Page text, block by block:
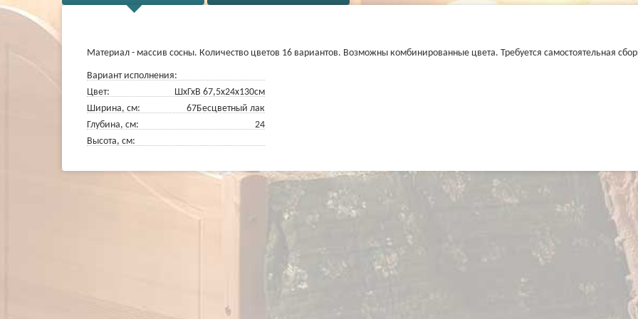
Материал - массив сосны. Количество цветов 16 вариантов. Возможны комбинированные цвета. Требуется самостоятельная
Вариант исполнения:
ШхГхВ 67,5х24х130см
Цвет:
Бесцветный лак
Ширина, см:
67
Глубина, см:
24
Высота, см: